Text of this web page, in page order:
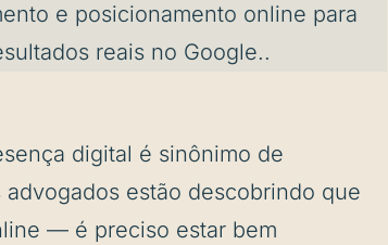
e posicionamento online para
reais no Google..
digital é sinônimo de
advogados estão descobrindo que
— é preciso estar bem